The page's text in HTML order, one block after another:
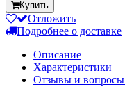
Купить
Отложить
Подробнее о доставке
Описание
Характеристики
Отзывы и вопросы